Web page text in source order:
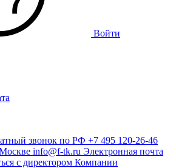
Войти
звонок по РФ +7 495 120-26-46
info@f-tk.ru Электронная почта
с директором Компании